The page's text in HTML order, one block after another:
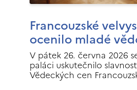
Francouzské
ocenilo mladé
V pátek 26. června 2026
paláci uskutečnilo
Vědeckých cen